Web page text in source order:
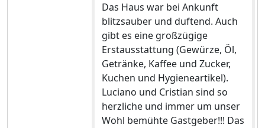
Das Haus war bei Ankunft
blitzsauber und duftend. Auch
gibt es eine großzügige
Erstausstattung (Gewürze, Öl,
Getränke, Kaffee und Zucker,
Kuchen und Hygieneartikel).
Luciano und Cristian sind so
herzliche und immer um unser
Wohl bemühte Gastgeber!!! Das